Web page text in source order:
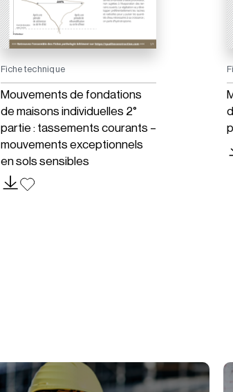
Fiche technique
Mouvements de fondations
de maisons individuelles 2°
partie : tassements courants –
mouvements exceptionnels
en sols sensibles